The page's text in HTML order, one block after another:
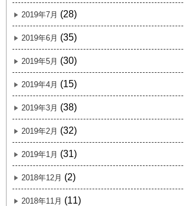
2019年7月 (28)
2019年6月 (35)
2019年5月 (30)
2019年4月 (15)
2019年3月 (38)
2019年2月 (32)
2019年1月 (31)
2018年12月 (2)
2018年11月 (11)